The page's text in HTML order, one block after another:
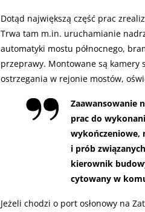
Dotąd największą część prac
Trwa tam m.in. uruchamianie
automatyki mostu północnego,
przeprawy. Montowane są kamery
ostrzegania w rejonie mostów,
Zaawansowanie
prac do
wykończeniowe,
i prób
kierownik
cytowany w
Jeżeli chodzi o port osłonowy na